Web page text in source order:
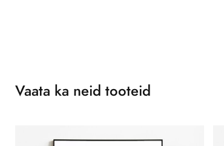
Vaata ka neid tooteid